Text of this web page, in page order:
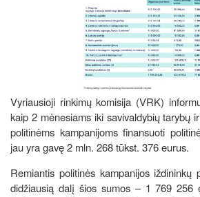
Vyriausioji rinkimų komisija (VRK)
kaip 2 mėnesiams iki savivaldybių tarybų
politinėms kampanijoms finansuoti
jau yra gavę 2 mln. 268 tūkst. 376 eurus.
Remiantis politinės kampanijos iždininkų
didžiausią dalį šios sumos – 1 769 256